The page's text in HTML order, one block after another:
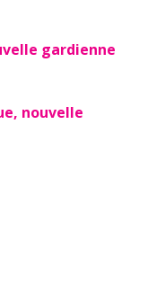
gardienne
nouvelle